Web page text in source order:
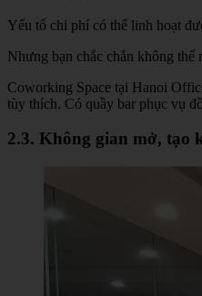
Yếu tố chi phí có thể linh hoạt
Nhưng bạn chắc chắn không
Coworking Space tại Hanoi
tùy thích. Có quầy bar phục vụ
2.3. Không gian mở, tạo